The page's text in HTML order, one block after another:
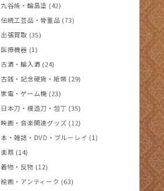
九谷焼・輪島塗 (42)
伝統工芸品・骨董品 (73)
出張買取 (35)
医療機器 (1)
古酒・輸入酒 (24)
古銭・記念硬貨・紙幣 (29)
家電・ゲーム機 (23)
日本刀・模造刀・包丁 (35)
映画・音楽関連グッズ (12)
本・雑誌・DVD・ブルーレイ (1)
楽器 (14)
着物・反物 (12)
絵画・アンティーク (63)